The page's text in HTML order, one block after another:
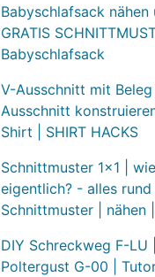
Babyschlafsack nähen
GRATIS
Babyschlafsack
V-Ausschnitt mit
Ausschnitt
Shirt | SHIRT HACKS
Schnittmuster 1x1 |
eigentlich? - alles rund
Schnittmuster | nähen
DIY Schreckweg F-
Poltergust G-00 |